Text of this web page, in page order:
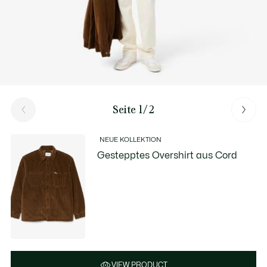
Seite 1/2
NEUE KOLLEKTION
Gestepptes Overshirt aus Cord
VIEW PRODUCT